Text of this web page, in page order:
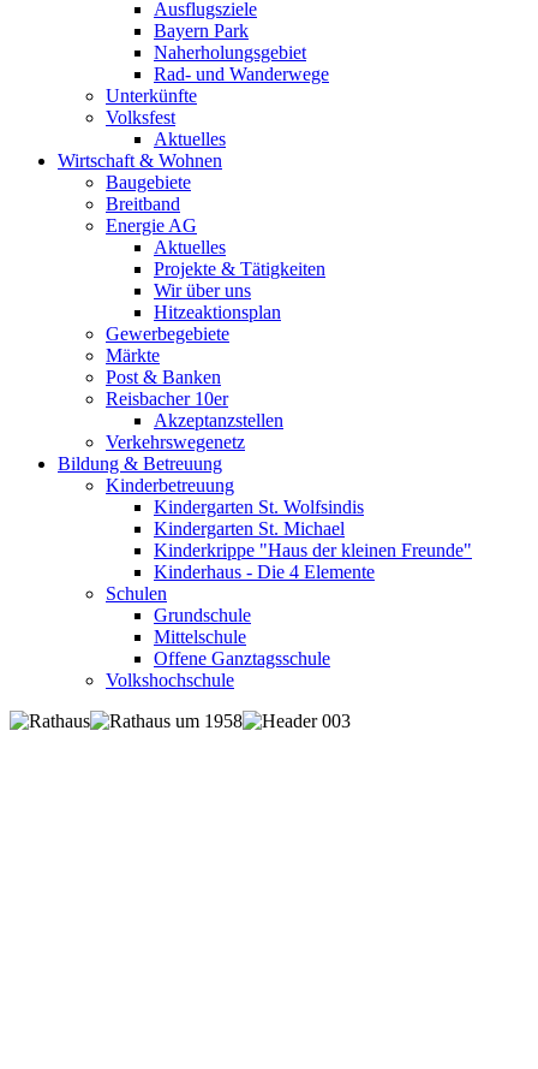
Ausflugsziele
Bayern Park
Naherholungsgebiet
Rad- und Wanderwege
Unterkünfte
Volksfest
Aktuelles
Wirtschaft & Wohnen
Baugebiete
Breitband
Energie AG
Aktuelles
Projekte & Tätigkeiten
Wir über uns
Hitzeaktionsplan
Gewerbegebiete
Märkte
Post & Banken
Reisbacher 10er
Akzeptanzstellen
Verkehrswegenetz
Bildung & Betreuung
Kinderbetreuung
Kindergarten St. Wolfsindis
Kindergarten St. Michael
Kinderkrippe "Haus der kleinen Freunde"
Kinderhaus - Die 4 Elemente
Schulen
Grundschule
Mittelschule
Offene Ganztagsschule
Volkshochschule